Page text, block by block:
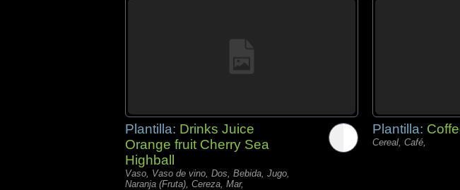
Plantilla: Drinks Juice
Orange fruit Cherry Sea
Highball
Vaso, Vaso de vino, Dos, Bebida, Jugo,
Naranja (Fruta), Cereza, Mar,
Plantilla:
Cereal, Café,